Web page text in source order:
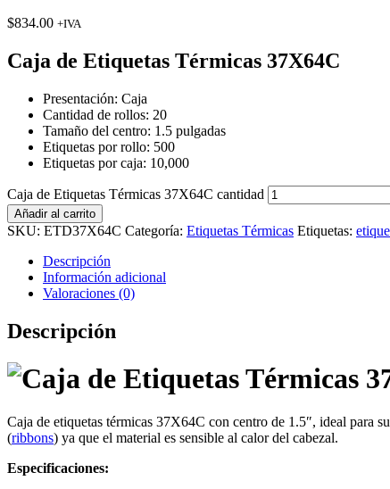
$834.00 +IVA
Caja de Etiquetas Térmicas 37X64C
Presentación: Caja
Cantidad de rollos: 20
Tamaño del centro: 1.5 pulgadas
Etiquetas por rollo: 500
Etiquetas por caja: 10,000
Caja de Etiquetas Térmicas 37X64C cantidad
Añadir al carrito
SKU: ETD37X64C Categoría: Etiquetas Térmicas Etiquetas:
Descripción
Información adicional
Valoraciones (0)
Descripción
Caja de etiquetas térmicas 37X64C con centro de 1.5″, ideal para
(ribbons) ya que el material es sensible al calor del cabezal.
Especificaciones: